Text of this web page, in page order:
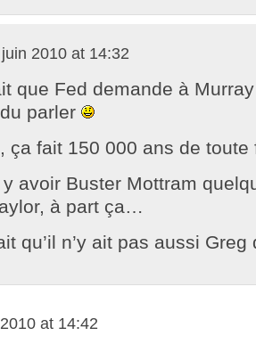
2010 at 14:32
que Fed demande à
parler
ça fait 150 000 ans de toute
avoir Buster Mottram
à part ça…
qu’il n’y ait pas aussi
at 14:42